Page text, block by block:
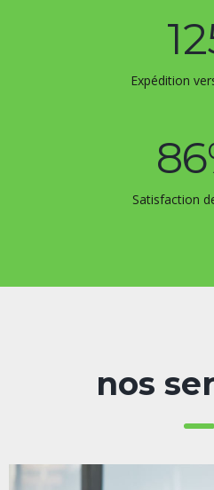
Expédition
86
Satisfaction
nos